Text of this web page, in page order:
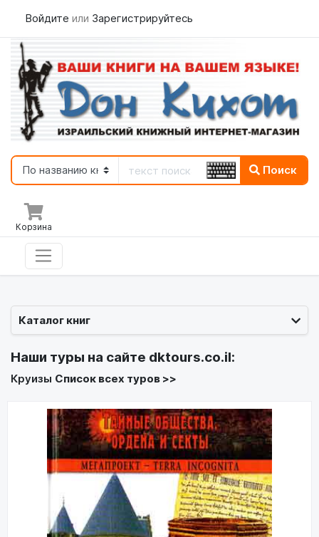
Войдите или Зарегистрируйтесь
Поиск
Корзина
Каталог книг
Наши туры на сайте dktours.co.il:
Круизы Список всех туров >>